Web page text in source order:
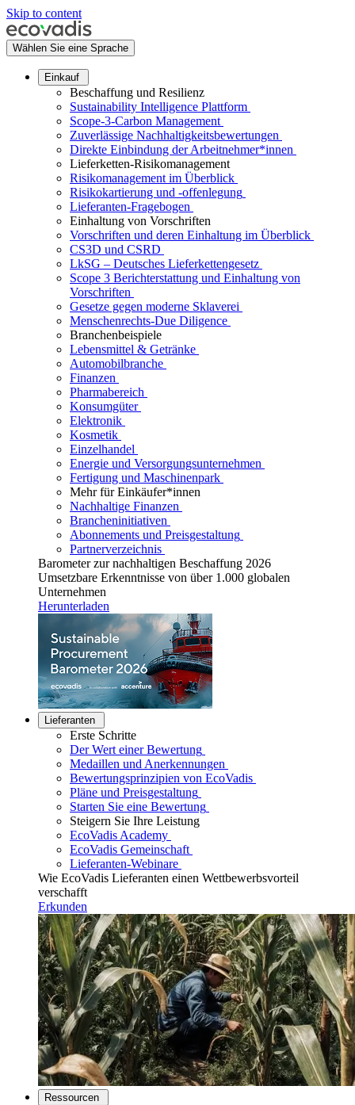
Skip to content
Wählen Sie eine Sprache
Einkauf
Beschaffung und Resilienz
Sustainability Intelligence Plattform
Scope-3-Carbon Management
Zuverlässige Nachhaltigkeitsbewertungen
Direkte Einbindung der Arbeitnehmer*innen
Lieferketten-Risikomanagement
Risikomanagement im Überblick
Risikokartierung und -offenlegung
Lieferanten-Fragebogen
Einhaltung von Vorschriften
Vorschriften und deren Einhaltung im Überblick
CS3D und CSRD
LkSG – Deutsches Lieferkettengesetz
Scope 3 Berichterstattung und Einhaltung von
Vorschriften
Gesetze gegen moderne Sklaverei
Menschenrechts-Due Diligence
Branchenbeispiele
Lebensmittel & Getränke
Automobilbranche
Finanzen
Pharmabereich
Konsumgüter
Elektronik
Kosmetik
Einzelhandel
Energie und Versorgungsunternehmen
Fertigung und Maschinenpark
Mehr für Einkäufer*innen
Nachhaltige Finanzen
Brancheninitiativen
Abonnements und Preisgestaltung
Partnerverzeichnis
Barometer zur nachhaltigen Beschaffung 2026
Umsetzbare Erkenntnisse von über 1.000 globalen
Unternehmen
Herunterladen
Lieferanten
Erste Schritte
Der Wert einer Bewertung
Medaillen und Anerkennungen
Bewertungsprinzipien von EcoVadis
Pläne und Preisgestaltung
Starten Sie eine Bewertung
Steigern Sie Ihre Leistung
EcoVadis Academy
EcoVadis Gemeinschaft
Lieferanten-Webinare
Wie EcoVadis Lieferanten einen Wettbewerbsvorteil
verschafft
Erkunden
Ressourcen